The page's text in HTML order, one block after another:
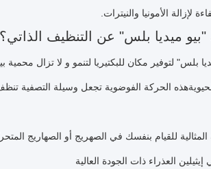
لإزالة الأمونيا والنيترات.
ميديا بلس" عن التنظيف الذاتي؟
بلس" لتوفير مكان للبكتيريا لتنمو و لا تزال
الحركة الفوضوية تجعل وسيلة التصفية
المثالية للقيام بنفسك في الصهريج أو الصهاريج